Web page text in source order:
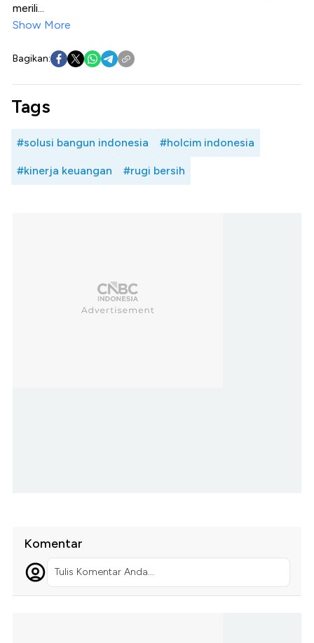
merili...
Show More
Bagikan:
Tags
#solusi bangun indonesia #holcim indonesia
#kinerja keuangan #rugi bersih
Komentar
Tulis Komentar Anda...